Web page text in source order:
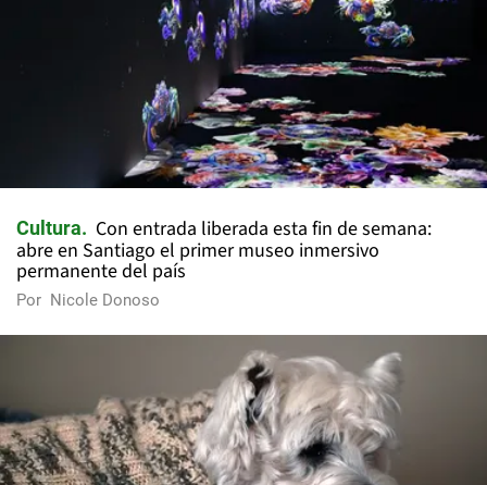
Cultura
Con entrada liberada esta fin de semana:
abre en Santiago el primer museo inmersivo
permanente del país
Por Nicole Donoso